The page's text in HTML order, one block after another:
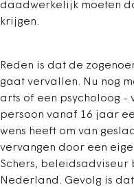
daadwerkelijk moeten
krijgen.
Reden is dat de
gaat vervallen. Nu nog
arts of een psycholoog -
persoon vanaf 16 jaar
wens heeft om van
vervangen door een
Schers, beleidsadviseur
Nederland. Gevolg is